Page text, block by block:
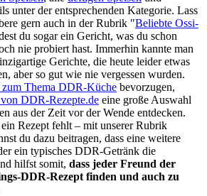
unter der entsprechenden Kategorie. Lass
gern auch in der Rubrik "Beliebte Ossi-
du sogar ein Gericht, was du schon
nie probiert hast. Immerhin kannte man
Gerichte, die heute leider etwas
aber so gut wie nie vergessen wurden.
Thema DDR-Küche bevorzugen,
DDR-Rezepte.de eine große Auswahl
aus der Zeit vor der Wende entdecken.
Rezept fehlt – mit unserer Rubrik
du dazu beitragen, dass eine weitere
ein typisches DDR-Getränk die
hilfst somit, dass jeder Freund der
DDR-Rezept finden und auch zu